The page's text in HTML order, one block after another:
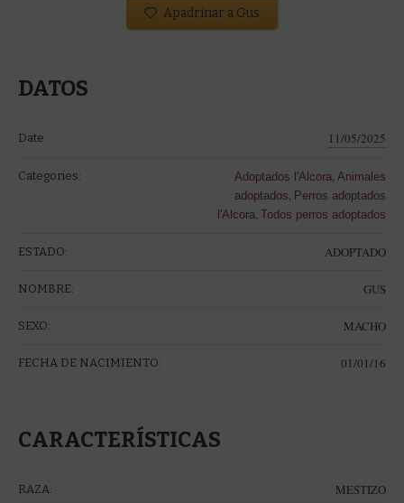
Apadrinar a Gus
DATOS
Date: 11/05/2025
Categories: Adoptados l'Alcora Animales
adoptados Perros adoptados
l'Alcora Todos perros adoptados
ESTADO: ADOPTADO
NOMBRE: GUS
SEXO: MACHO
FECHA DE NACIMIENTO: 01/01/16
CARACTERÍSTICAS
RAZA: MESTIZO